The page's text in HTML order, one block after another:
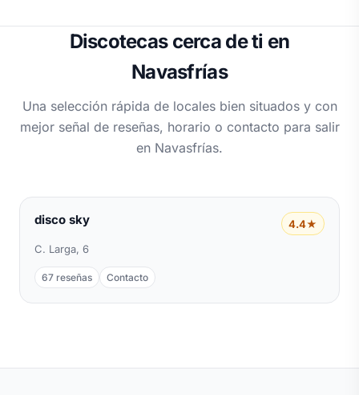
Discotecas cerca de ti en
Navasfrías
Una selección rápida de locales bien situados y con
mejor señal de reseñas, horario o contacto para salir
en Navasfrías.
disco sky
4.4★
C. Larga, 6
67 reseñas Contacto